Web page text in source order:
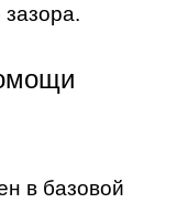
зазора.
в базовой